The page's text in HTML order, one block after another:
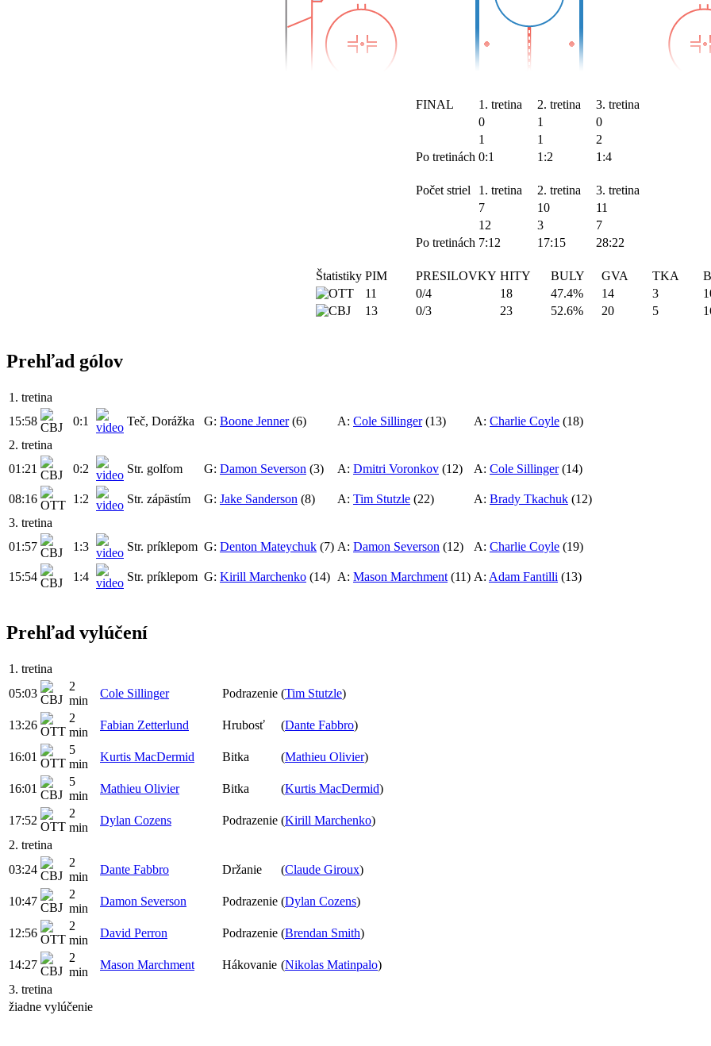
FINAL 1. tretina 2. tretina
3. tretina
0
1
0
1
1
2
Po tretinách 0:1 1:2 1:4
Počet striel 1. tretina 2. tretina
3. tretina
7
10
11
12
3
7
Po tretinách 7:12 17:15 28:22
Štatistiky PIM PRESILOVKY HITY BULY GVA TKA
11
0/4 18 47.4% 14 3
13
0/3 23 52.6% 20 5
Prehľad gólov
1. tretina
15:58
0:1 Teč, Dorážka G: Boone Jenner(6) A: Cole Sillinger(13) A: Charlie Coyle (18)
2. tretina
01:21
0:2 Str. golfom G: Damon Severson (3) A: Dmitri Voronkov (12) A: Cole Sillinger(14)
08:16 1:2 Str. zápästím G: Jake Sanderson (8) A: Tim Stutzle (22) A: Brady Tkachuk (12)
3. tretina
01:57
1:3 Str. príklepom G: Denton Mateychuk (7) A: Damon Severson (12) A: Charlie Coyle (19)
15:54 1:4 Str. príklepom G: Kirill Marchenko (14) A: Mason Marchment (11) A: Adam Fantilli (13)
Prehľad vylúčení
1. tretina
05:03
2
min
Cole Sillinger Podrazenie (Tim Stutzle)
13:26
2
min
Fabian Zetterlund Hrubosť (Dante Fabbro)
16:01
5
min
Kurtis MacDermid Bitka (Mathieu Olivier)
16:01
5
min
Mathieu Olivier Bitka (Kurtis MacDermid)
17:52
2
min
Dylan Cozens Podrazenie (Kirill Marchenko)
2. tretina
03:24
2
min
Dante Fabbro Držanie (Claude Giroux)
10:47
2
min
Damon Severson Podrazenie (Dylan Cozens)
12:56
2
min
David Perron Podrazenie (Brendan Smith)
14:27
2
min
Mason Marchment Hákovanie (Nikolas Matinpalo)
3. tretina
žiadne vylúčenie